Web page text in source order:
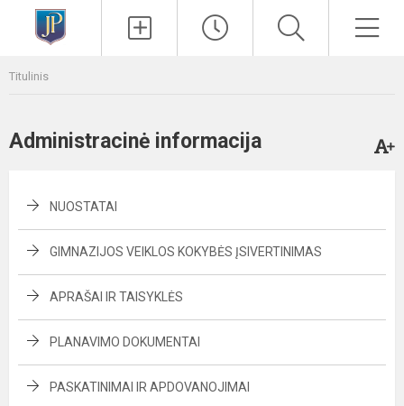
Titulinis
Administracinė informacija
NUOSTATAI
GIMNAZIJOS VEIKLOS KOKYBĖS ĮSIVERTINIMAS
APRAŠAI IR TAISYKLĖS
PLANAVIMO DOKUMENTAI
PASKATINIMAI IR APDOVANOJIMAI